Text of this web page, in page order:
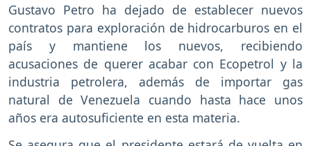
Gustavo Petro ha dejado de establecer nuevos
contratos para exploración de hidrocarburos en el
país y mantiene los nuevos, recibiendo
acusaciones de querer acabar con Ecopetrol y la
industria petrolera, además de importar gas
natural de Venezuela cuando hasta hace unos
años era autosuficiente en esta materia.